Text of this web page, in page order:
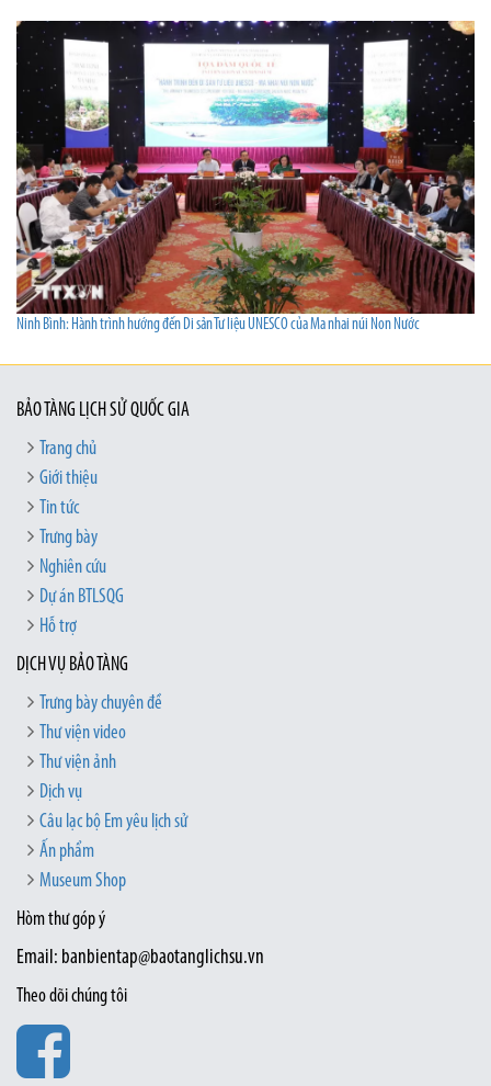
Ninh Bình: Hành trình hướng đến Di sản Tư liệu UNESCO của Ma nhai núi Non Nước
BẢO TÀNG LỊCH SỬ QUỐC GIA
Trang chủ
Giới thiệu
Tin tức
Trưng bày
Nghiên cứu
Dự án BTLSQG
Hỗ trợ
DỊCH VỤ BẢO TÀNG
Trưng bày chuyên đề
Thư viện video
Thư viện ảnh
Dịch vụ
Câu lạc bộ Em yêu lịch sử
Ấn phẩm
Museum Shop
Hòm thư góp ý
Email: banbientap@baotanglichsu.vn
Theo dõi chúng tôi